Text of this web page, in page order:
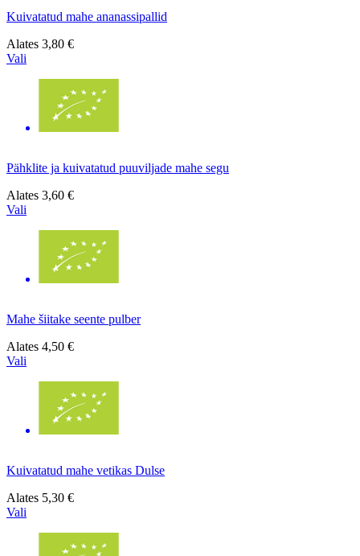
Kuivatatud mahe ananassipallid
Alates 3,80 €
Vali
Pähklite ja kuivatatud puuviljade mahe segu
Alates 3,60 €
Vali
Mahe šiitake seente pulber
Alates 4,50 €
Vali
Kuivatatud mahe vetikas Dulse
Alates 5,30 €
Vali